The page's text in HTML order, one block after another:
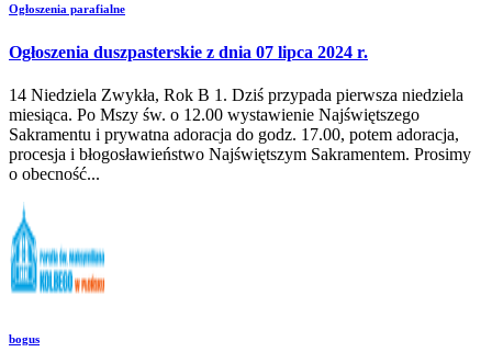
Ogłoszenia parafialne
Ogłoszenia duszpasterskie z dnia 07 lipca 2024 r.
14 Niedziela Zwykła, Rok B 1. Dziś przypada pierwsza niedziela
miesiąca. Po Mszy św. o 12.00 wystawienie Najświętszego
Sakramentu i prywatna adoracja do godz. 17.00, potem adoracja,
procesja i błogosławieństwo Najświętszym Sakramentem. Prosimy
o obecność...
bogus